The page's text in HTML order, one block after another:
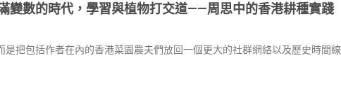
變數的時代，學習與植物打交道——周思中的香港耕種實踐
是把包括作者在內的香港菜園農夫們放回一個更大的社群網絡以及歷史時間線